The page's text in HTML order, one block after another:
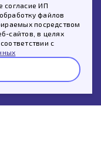
согласие ИП
файлов
посредством
сайтов, в целях
с